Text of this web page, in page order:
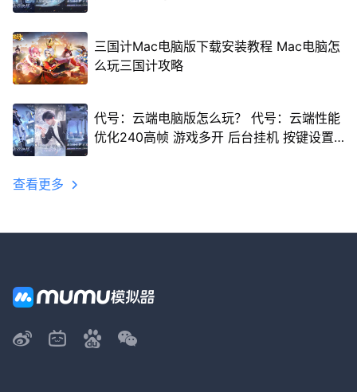
三国计Mac电脑版下载安装教程 Mac电脑怎
么玩三国计攻略
代号：云端电脑版怎么玩？ 代号：云端性能
优化240高帧 游戏多开 后台挂机 按键设置
查看更多